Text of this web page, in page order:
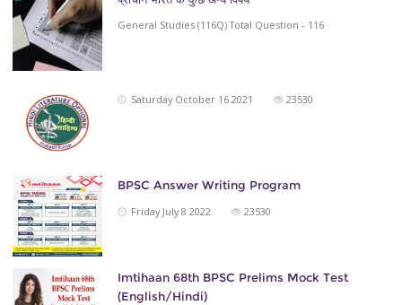
General Studies (116Q) Total Question - 116
Saturday October 16 2021 23530
BPSC Answer Writing Program
Friday July 8 2022
23530
Imtihaan 68th BPSC Prelims Mock Test
(English/Hindi)